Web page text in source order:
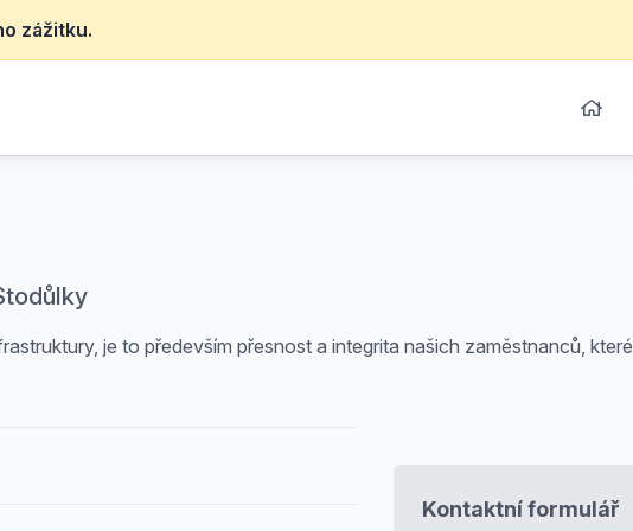
zážitku.
je to především přesnost a integrita našich zaměstnanců,
Kontaktní formulář